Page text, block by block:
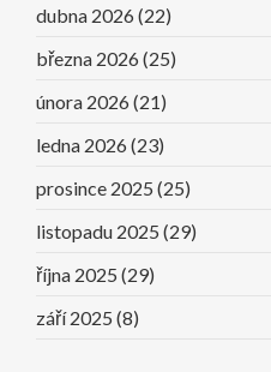
dubna 2026 (22)
března 2026 (25)
února 2026 (21)
ledna 2026 (23)
prosince 2025 (25)
listopadu 2025 (29)
října 2025 (29)
září 2025 (8)